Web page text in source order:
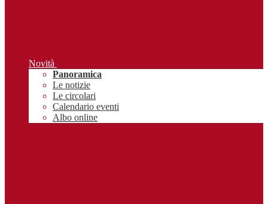
Novità
Panoramica
Le notizie
Le circolari
Calendario eventi
Albo online